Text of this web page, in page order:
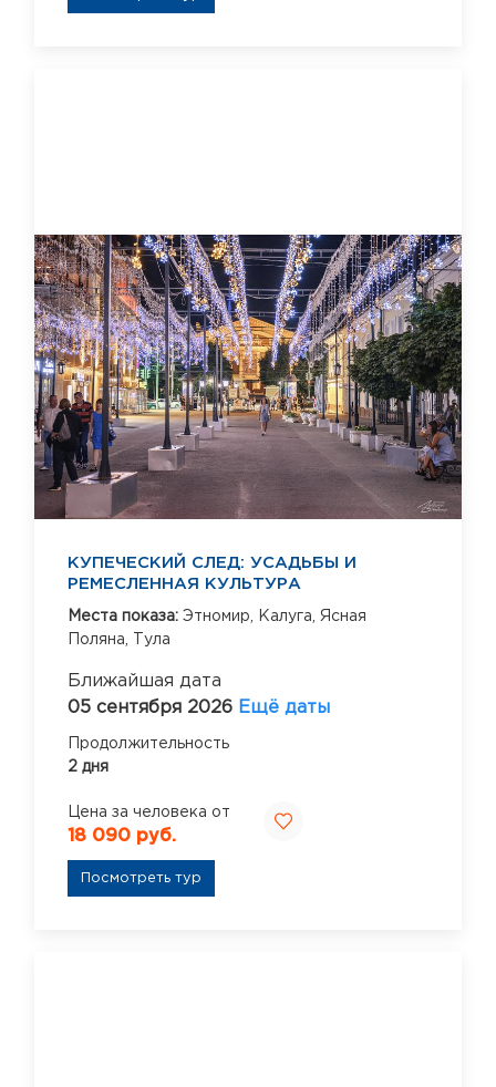
КУПЕЧЕСКИЙ СЛЕД: УСАДЬБЫ И
РЕМЕСЛЕННАЯ КУЛЬТУРА
Места показа: Этномир, Калуга, Ясная
Поляна,
Тула
Ближайшая дата
05 сентября 2026 Ещё даты
Продолжительность
2 дня
Цена за человека от
18 090 руб.
Посмотреть тур